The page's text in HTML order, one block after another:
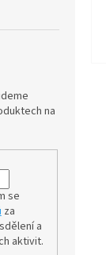
na
se
za
a
aktivit.